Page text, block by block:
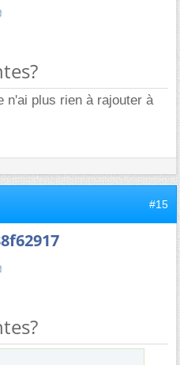
n'ai plus rien à rajouter à
#15